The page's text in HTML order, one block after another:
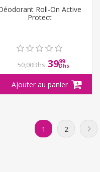
Roll-On Active
Protect
50,00Dhs 3999
Dhs
1 2